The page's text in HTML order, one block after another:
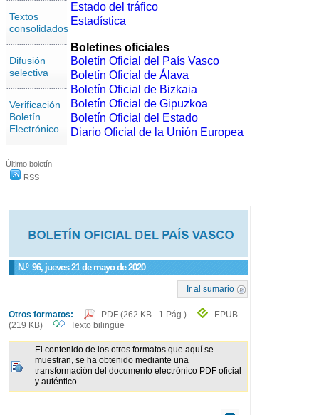
Textos
consolidados
Difusión
selectiva
Verificación
Boletín
Electrónico
Último boletín
RSS
N.º 96, jueves 21 de mayo de 2020
Ir al sumario
Otros formatos: PDF (262 KB - 1 Pág.)
EPUB
(219 KB)
Texto bilingüe
El contenido de los otros formatos que aquí se
muestran, se ha obtenido mediante una
transformación del documento electrónico PDF oficial
y auténtico
Estado del tráfico
Estadística
Boletines oficiales
Boletín Oficial del País Vasco
Boletín Oficial de Álava
Boletín Oficial de Bizkaia
Boletín Oficial de Gipuzkoa
Boletín Oficial del Estado
Diario Oficial de la Unión Europea